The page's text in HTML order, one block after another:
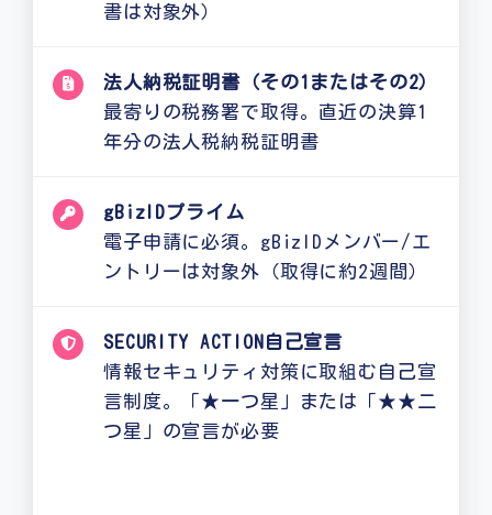
書は対象外）
法人納税証明書（その1またはその2）
最寄りの税務署で取得。直近の決算1
年分の法人税納税証明書
gBizIDプライム
電子申請に必須。gBizIDメンバー/エ
ントリーは対象外（取得に約2週間）
SECURITY ACTION自己宣言
情報セキュリティ対策に取組む自己宣
言制度。「★一つ星」または「★★二
つ星」の宣言が必要